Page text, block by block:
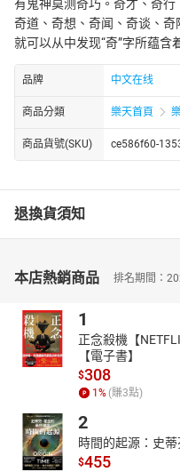
有鬼神莫测奇巧。奇才、奇行
奇道、奇想、奇闻、奇谈、奇
就可以从中发现“奇”字所蕴含
品牌 中文在线
商品分類 樂天首頁
商品貨號(SKU) ce586f60-
退換貨須知
本店熱銷商品 排名期間：
1
正念殺機【
【電子書】
$308
1% (賺3點)
2
時間的起源：史蒂
$455